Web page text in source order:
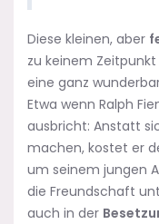
Diese kleinen, aber
zu keinem
eine ganz
Etwa wenn Ralph
ausbricht: Anstatt
machen, kostet er
um seinem jungen
die Freundschaft
auch in der